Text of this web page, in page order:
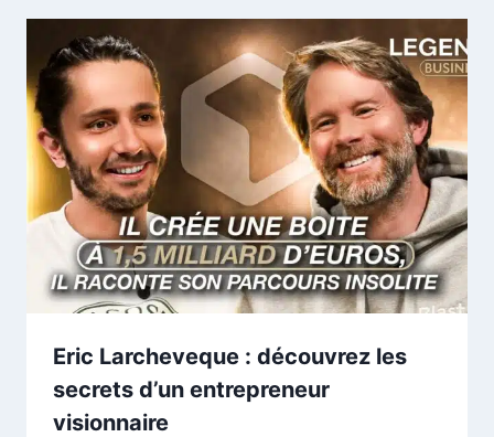
Eric Larcheveque : découvrez les
secrets d’un entrepreneur
visionnaire